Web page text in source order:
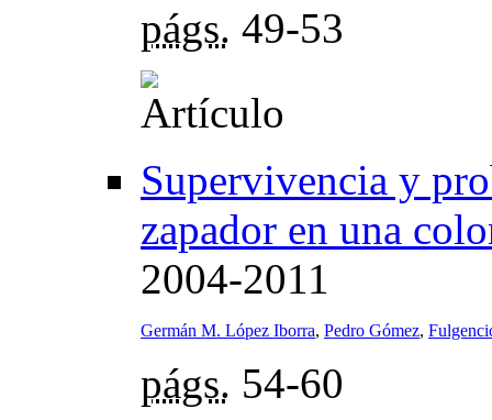
págs. 49-53
Supervivencia y
zapador en una
2004-2011
Germán M. López Iborra, Pedro Gómez,
págs. 54-60